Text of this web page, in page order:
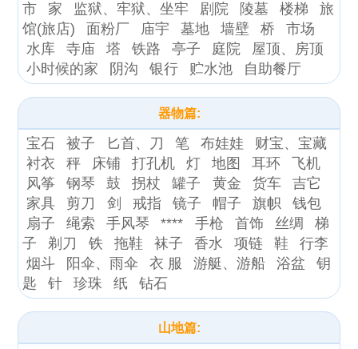
市
家 监狱、牢狱、坐牢 剧院 陵墓 楼梯
旅
馆(旅店)
面粉厂 庙宇 墓地 墙壁 桥
市场
水库
寺庙 塔 铁路 亭子 庭院
屋顶、房顶
小时候的家
阴沟 银行 贮水池 自助餐厅
器物篇:
宝石 被子 匕首、刀 笔 布娃娃
财宝、宝藏
衬衣
秤 床铺 打孔机 灯 地图 耳环
飞机
风筝
钢琴 鼓 拐杖 罐子 黄金 货车
吉它
家具
剪刀 剑 戒指 镜子 帽子 旗帜
钱包
扇子
绳索 手风琴 **** 手枪 首饰 丝绸
梯
子
剃刀 铁 拖鞋 袜子 香水 项链 鞋
行李
烟斗
阳伞、雨伞 衣 服 游艇、游船 浴盆
钥
匙
针 珍珠 纸 钻石
山地篇: